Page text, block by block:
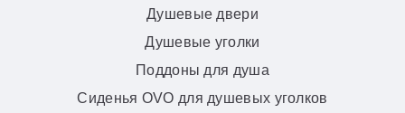
Душевые двери
Душевые уголки
Поддоны для душа
Сиденья OVO для душевых уголков